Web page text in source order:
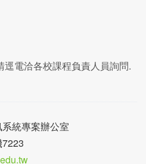
電洽各校課程負責人員詢問.
統專案辦公室